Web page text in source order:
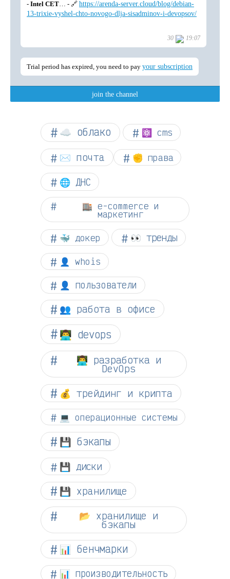
☁︎ облако ⚛ cms
✉️ почта ✊ права
🌐 ДНС
🏬 e-commerce и
маркетинг
🐳 докер 👀 тренды
👤 whois
👤 пользователи
👥 работа в офисе
👨‍💻 devops
👨‍💻 разработка и
DevOps
💰 трейдинг и крипта
💻 операционные системы
💾 бэкапы
💾 диски
💾 хранилище
📂 хранилище и
бэкапы
📊 бенчмарки
📊 производительность